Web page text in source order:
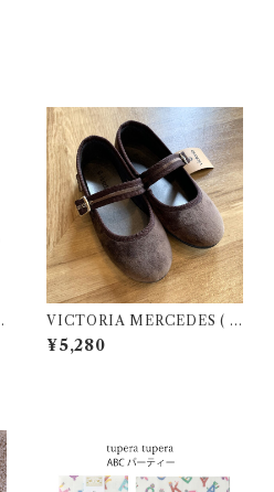
VICTORIA MERCEDES ( 2
9-34 / Testa )
¥5,280